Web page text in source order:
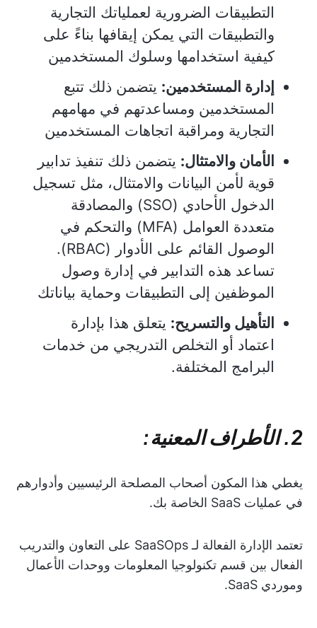
التطبيقات الضرورية لعملياتك التجارية
والتطبيقات التي يمكن إيقافها بناءً على
كيفية استخدامها وسلوك المستخدمين
إدارة المستخدمين: يتضمن ذلك تتبع
المستخدمين ومساعدتهم في مهامهم
التجارية ومراقبة اتجاهات المستخدمين
الأمان والامتثال: يتضمن ذلك تنفيذ تدابير
قوية لأمن البيانات والامتثال، مثل تسجيل
الدخول الأحادي (SSO) والمصادقة
متعددة العوامل (MFA) والتحكم في
الوصول القائم على الأدوار (RBAC).
تساعد هذه التدابير في إدارة وصول
الموظفين إلى التطبيقات وحماية بياناتك
التأهيل والتسريح: يتعلق هذا بإدارة
اعتماد أو التخلص التدريجي من خدمات
البرامج المختلفة.
2. الأطراف المعنية:
يغطي هذا المكون أصحاب المصلحة الرئيسيين وأدوارهم
في عمليات SaaS الخاصة بك.
تعتمد الإدارة الفعالة لـ SaaSOps على التعاون والتدريب
الفعال بين قسم تكنولوجيا المعلومات ووحدات الأعمال
وموردي SaaS.